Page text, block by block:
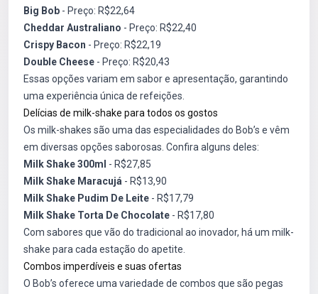
Big Bob - Preço: R$22,64
Cheddar Australiano - Preço: R$22,40
Crispy Bacon - Preço: R$22,19
Double Cheese - Preço: R$20,43
Essas opções variam em sabor e apresentação, garantindo
uma experiência única de refeições.
Delícias de milk-shake para todos os gostos
Os milk-shakes são uma das especialidades do Bob’s e vêm
em diversas opções saborosas. Confira alguns deles:
Milk Shake 300ml - R$27,85
Milk Shake Maracujá - R$13,90
Milk Shake Pudim De Leite - R$17,79
Milk Shake Torta De Chocolate - R$17,80
Com sabores que vão do tradicional ao inovador, há um milk-
shake para cada estação do apetite.
Combos imperdíveis e suas ofertas
O Bob’s oferece uma variedade de combos que são pegas